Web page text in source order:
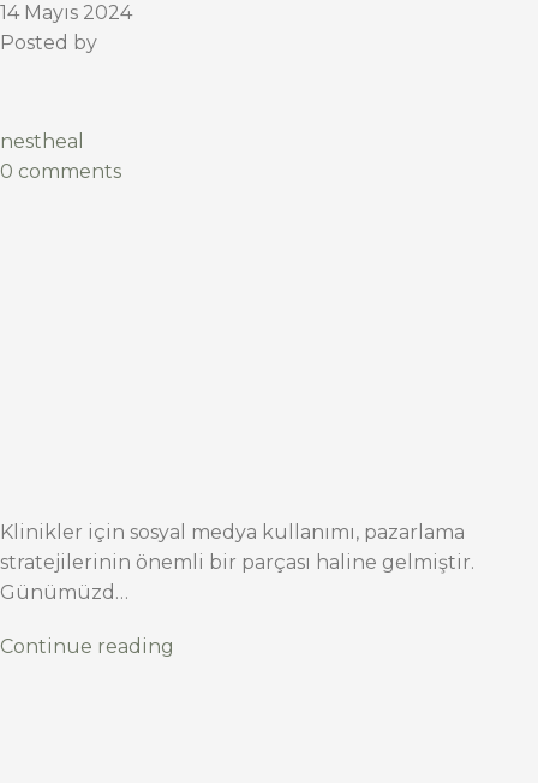
14 Mayıs 2024
Posted by
nestheal
0 comments
Klinikler için sosyal medya kullanımı, pazarlama
stratejilerinin önemli bir parçası haline gelmiştir.
Günümüzd…
Continue reading